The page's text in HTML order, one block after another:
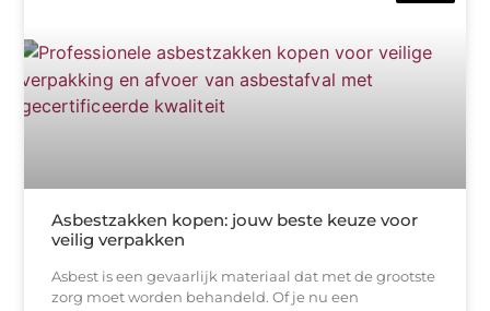
Asbestzakken kopen: jouw beste keuze voor
veilig verpakken
Asbest is een gevaarlijk materiaal dat met de grootste
zorg moet worden behandeld. Of je nu een